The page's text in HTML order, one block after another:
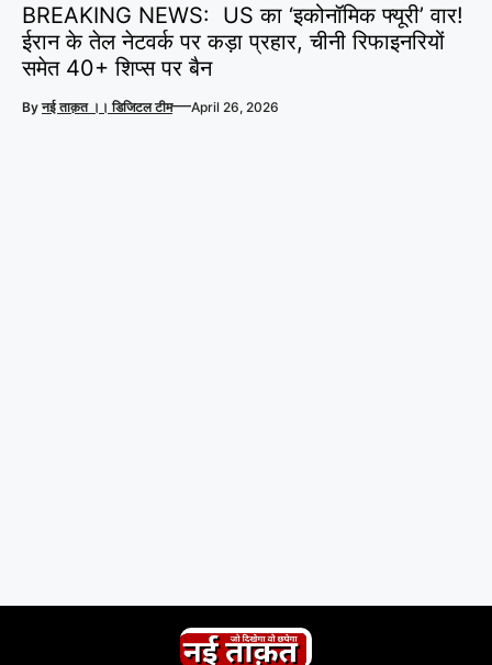
BREAKING NEWS: US का ‘इकोनॉमिक फ्यूरी’ वार!
ईरान के तेल नेटवर्क पर कड़ा प्रहार, चीनी रिफाइनरियों
समेत 40+ शिप्स पर बैन
Byनई ताक़त ।। डिजिटल टीम—April 26, 2026